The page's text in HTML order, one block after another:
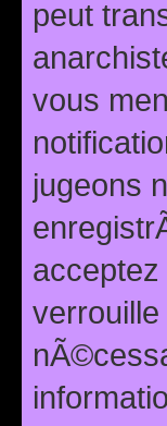
peut
vous
jugeons